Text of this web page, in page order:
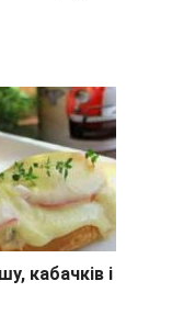
кабачків і